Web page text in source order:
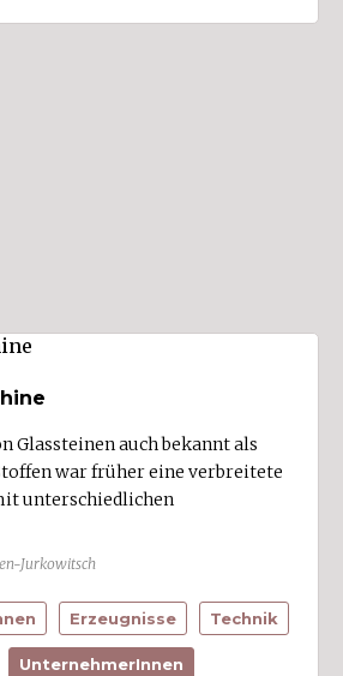
Glassteinen auch bekannt als
war früher eine verbreitete
unterschiedlichen
Jurkowitsch
Erzeugnisse Technik
UnternehmerInnen